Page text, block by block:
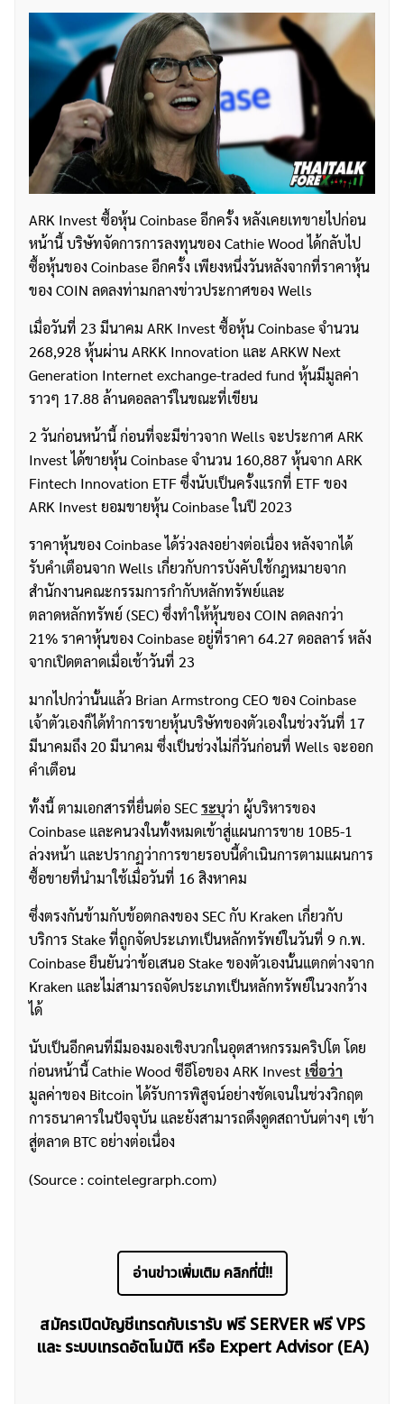
ARK Invest ซื้อหุ้น Coinbase อีกครั้ง หลังเคยเทขายไปก่อน
หน้านี้ บริษัทจัดการการลงทุนของ Cathie Wood ได้กลับไป
ซื้อหุ้นของ Coinbase อีกครั้ง เพียงหนึ่งวันหลังจากที่ราคาหุ้น
ของ COIN ลดลงท่ามกลางข่าวประกาศของ Wells
เมื่อวันที่ 23 มีนาคม ARK Invest ซื้อหุ้น Coinbase จำนวน
268,928 หุ้นผ่าน ARKK Innovation และ ARKW Next
Generation Internet exchange-traded fund หุ้นมีมูลค่า
ราวๆ 17.88 ล้านดอลลาร์ในขณะที่เขียน
2 วันก่อนหน้านี้ ก่อนที่จะมีข่าวจาก Wells จะประกาศ ARK
Invest ได้ขายหุ้น Coinbase จำนวน 160,887 หุ้นจาก ARK
Fintech Innovation ETF ซึ่งนับเป็นครั้งแรกที่ ETF ของ
ARK Invest ยอมขายหุ้น Coinbase ในปี 2023
ราคาหุ้นของ Coinbase ได้ร่วงลงอย่างต่อเนื่อง หลังจากได้
รับคำเตือนจาก Wells เกี่ยวกับการบังคับใช้กฎหมายจาก
สำนักงานคณะกรรมการกำกับหลักทรัพย์และ
ตลาดหลักทรัพย์ (SEC) ซึ่งทำให้หุ้นของ COIN ลดลงกว่า
21% ราคาหุ้นของ Coinbase อยู่ที่ราคา 64.27 ดอลลาร์ หลัง
จากเปิดตลาดเมื่อเช้าวันที่ 23
มากไปกว่านั้นแล้ว Brian Armstrong CEO ของ Coinbase
เจ้าตัวเองก็ได้ทำการขายหุ้นบริษัทของตัวเองในช่วงวันที่ 17
มีนาคมถึง 20 มีนาคม ซึ่งเป็นช่วงไม่กี่วันก่อนที่ Wells จะออก
คำเตือน
ทั้งนี้ ตามเอกสารที่ยื่นต่อ SECระบุว่า ผู้บริหารของ
Coinbase และคนวงในทั้งหมดเข้าสู่แผนการขาย 10B5-1
ล่วงหน้า และปรากฏว่าการขายรอบนี้ดำเนินการตามแผนการ
ซื้อขายที่นำมาใช้เมื่อวันที่ 16 สิงหาคม
ซึ่งตรงกันข้ามกับข้อตกลงของ SEC กับ Kraken เกี่ยวกับ
บริการ Stake ที่ถูกจัดประเภทเป็นหลักทรัพย์ในวันที่ 9 ก.พ.
Coinbase ยืนยันว่าข้อเสนอ Stake ของตัวเองนั้นแตกต่างจาก
Kraken และไม่สามารถจัดประเภทเป็นหลักทรัพย์ในวงกว้าง
ได้
นับเป็นอีกคนที่มีมองมองเชิงบวกในอุตสาหกรรมคริปโต โดย
ก่อนหน้านี้ Cathie Wood ซีอีโอของ ARK Invest เชื่อว่า
มูลค่าของ Bitcoin ได้รับการพิสูจน์อย่างชัดเจนในช่วงวิกฤต
การธนาคารในปัจจุบัน และยังสามารถดึงดูดสถาบันต่างๆ เข้า
สู่ตลาด BTC อย่างต่อเนื่อง
(Source : cointelegrarph.com)
อ่านข่าวเพิ่มเติม คลิกที่นี่!!
สมัครเปิดบัญชีเทรดกับเรารับ ฟรี SERVER ฟรี VPS
และ ระบบเทรดอัตโนมัติ หรือ Expert Advisor (EA)